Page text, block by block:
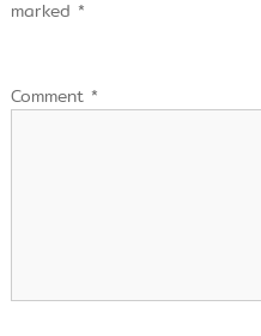
marked *
Comment *